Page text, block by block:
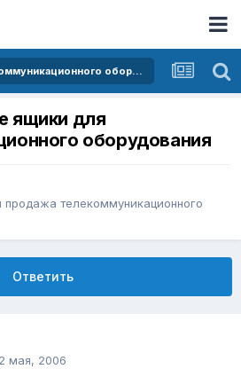
Покупка и продажа телекоммуникационного оборудования
ящики для
оборудования
продажа телекоммуникационного
Ответить
мая, 2006